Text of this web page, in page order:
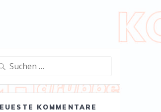
KOMMENTARE